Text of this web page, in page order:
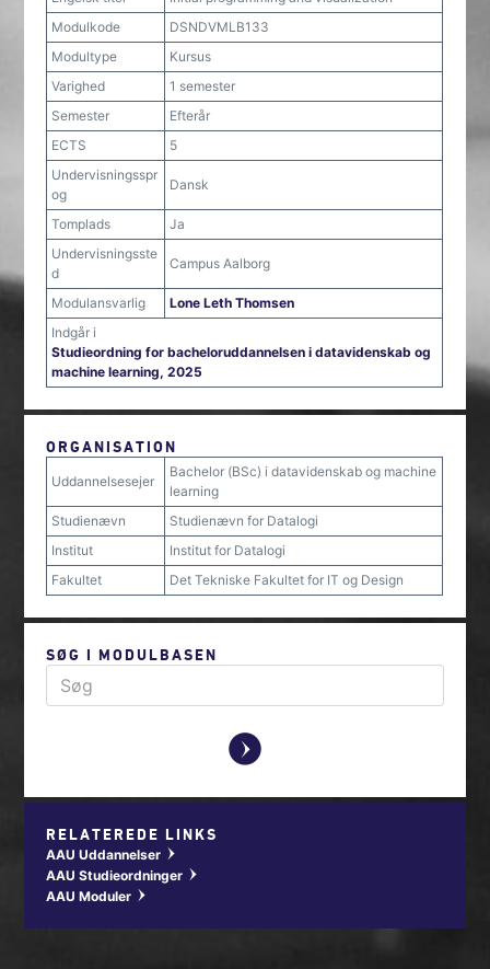
Modulkode
DSNDVMLB133
Modultype
Kursus
Varighed
1 semester
Semester
Efterår
ECTS
5
Undervisningsspr
og
Dansk
Tomplads
Ja
Undervisningsste
d
Campus Aalborg
Modulansvarlig
Lone Leth Thomsen
Indgår i
Studieordning for bacheloruddannelsen i datavidenskab og
machine learning, 2025
ORGANISATION
Uddannelsesejer
Bachelor (BSc) i datavidenskab og machine
learning
Studienævn
Studienævn for Datalogi
Institut
Institut for Datalogi
Fakultet
Det Tekniske Fakultet for IT og Design
SØG I MODULBASEN
y
RELATEREDE LINKS
AAU Uddannelser w
AAU Studieordninger w
AAU Moduler w